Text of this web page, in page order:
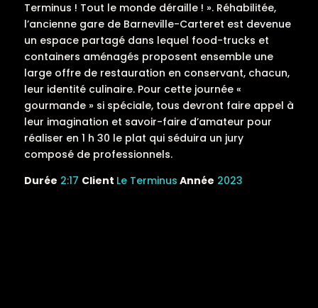
Terminus ! Tout le monde déraille ! ». Réhabilitée,
l’ancienne gare de Barneville-Carteret est devenue
un espace partagé dans lequel food-trucks et
containers aménagés proposent ensemble une
large offre de restauration en conservant, chacun,
leur identité culinaire. Pour cette journée «
gourmande » si spéciale, tous devront faire appel à
leur imagination et savoir-faire d’amateur pour
réaliser en 1 h 30 le plat qui séduira un jury
composé de professionnels.
Durée 2:17 Client Le Terminus Année 2023